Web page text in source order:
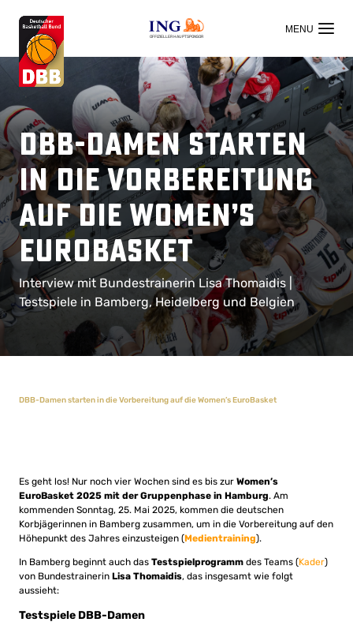
OFFIZIELLER HAUPTSPONSOR
DBB-Damen starten
in die Vorbereitung
auf die Women’s
EuroBasket
Interview mit Bundestrainerin Lisa Thomaidis |
Testspiele in Bamberg, Heidelberg und Belgien
DBB-Damen starten in die Vorbereitung auf die Women’s EuroBasket
Es geht los! Nur noch vier Wochen sind es bis zur Women’s
EuroBasket 2025 mit der Gruppenphase in Hamburg. Am
kommenden Sonntag, 25. Mai 2025, kommen die deutschen
Korbjägerinnen in Bamberg zusammen, um in die Vorbereitung auf den
Höhepunkt des Jahres einzusteigen (Medientraining).
In Bamberg beginnt auch das Testspielprogramm des Teams (Kader)
von Bundestrainerin Lisa Thomaidis, das insgesamt wie folgt
aussieht:
Testspiele DBB-Damen